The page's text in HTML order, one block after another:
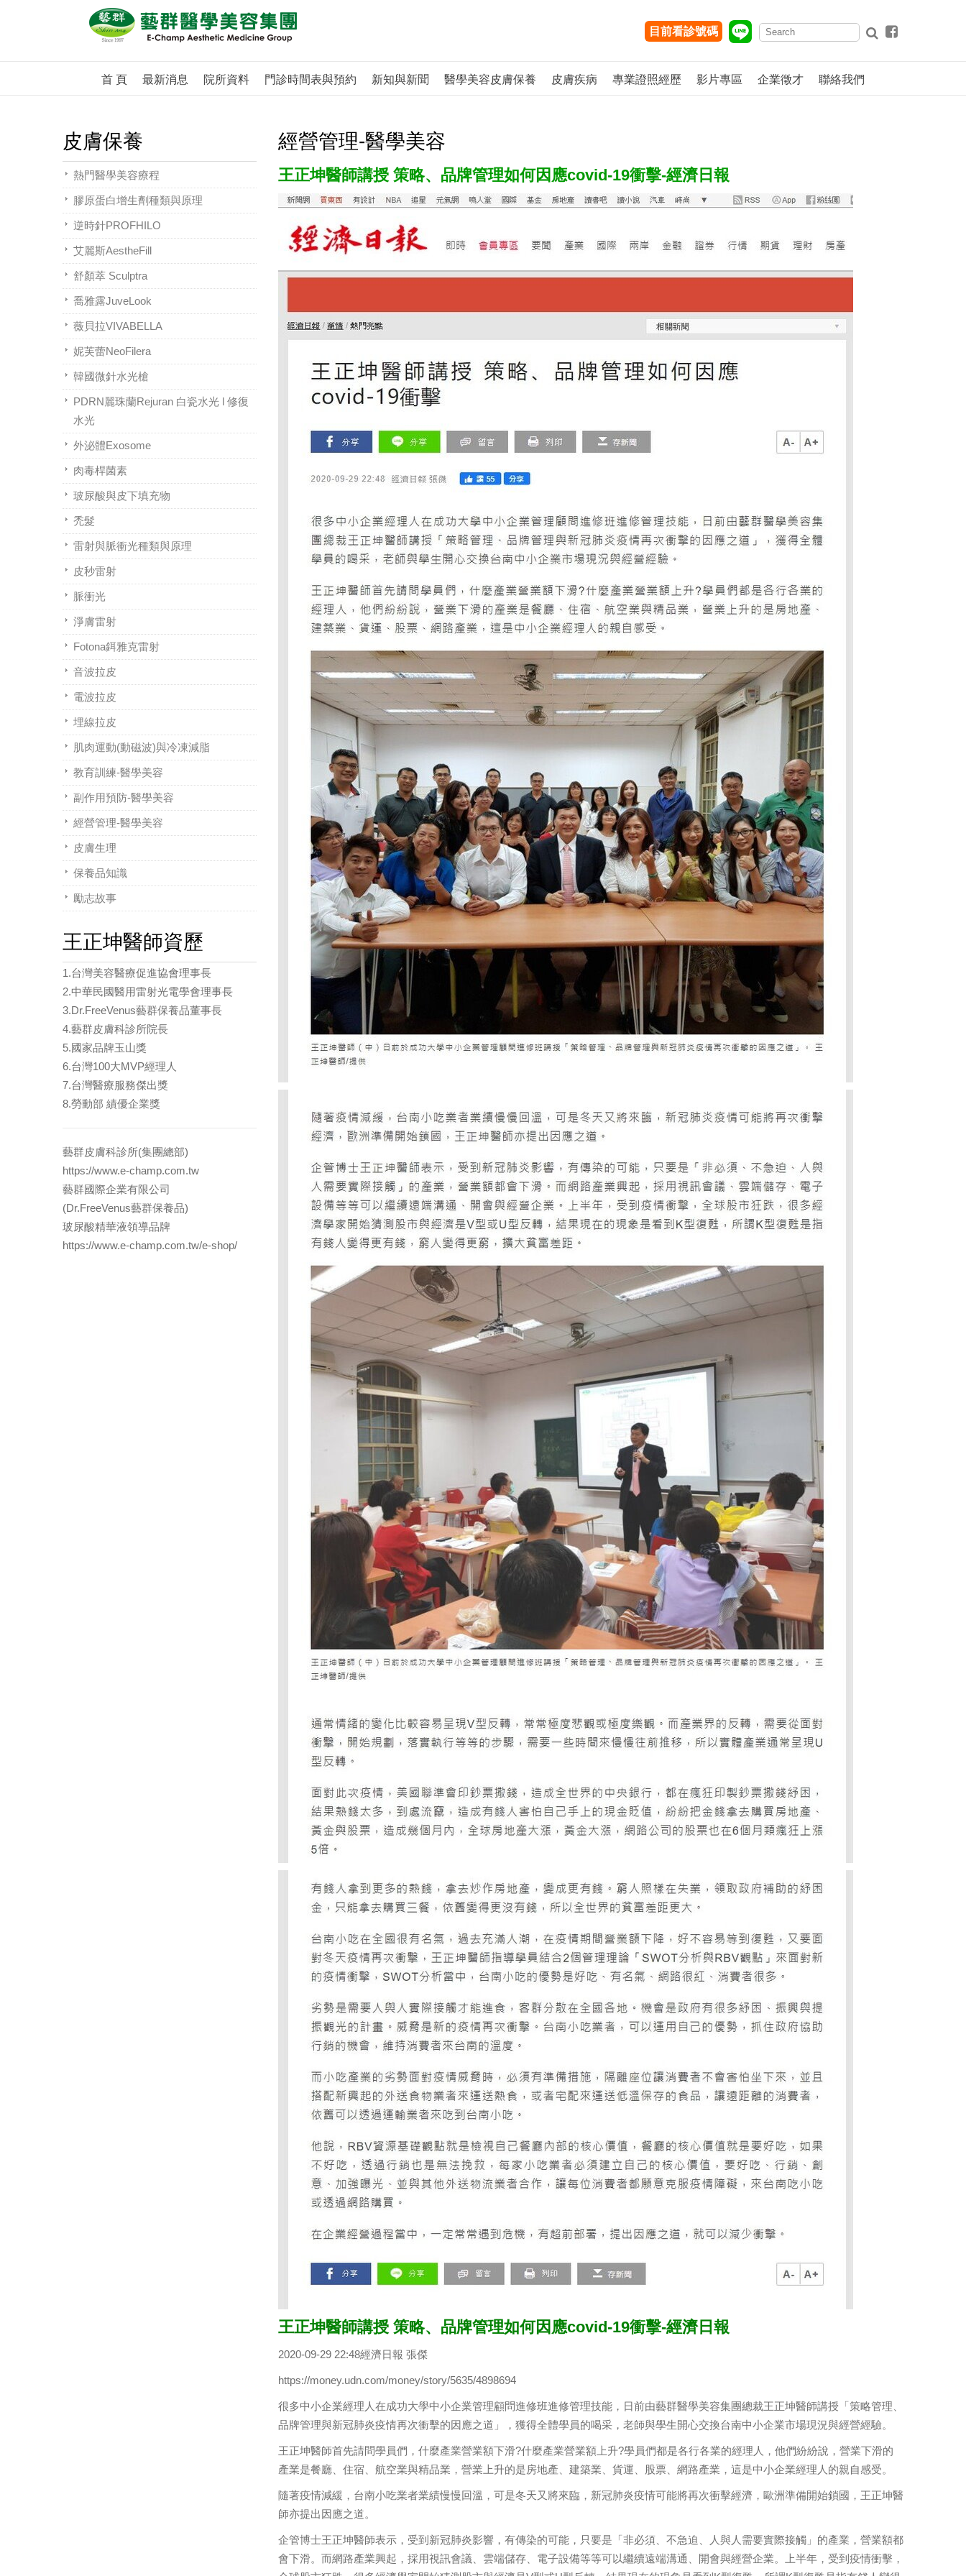
目前看診號碼
首 頁 最新消息 院所資料 門診時間表與預約 新知與新聞 醫學美容皮膚保養 皮膚疾病 專業證照經歷 影片專區 企業徵才 聯絡我們
經營管理-醫學美容
王正坤醫師講授 策略、品牌管理如何因應covid-19衝擊-經濟日報
王正坤醫師講授 策略、品牌管理如何因應covid-19衝擊-經濟日報
2020-09-29 22:48經濟日報 張傑
https://money.udn.com/money/story/5635/4898694
很多中小企業經理人在成功大學中小企業管理顧問進修班進修管理技能，日前由藝群醫學美容集團總裁王正坤醫師講授「策略管理、
品牌管理與新冠肺炎疫情再次衝擊的因應之道」，獲得全體學員的喝采，老師與學生開心交換台南中小企業市場現況與經營經驗。
王正坤醫師首先請問學員們，什麼產業營業額下滑?什麼產業營業額上升?學員們都是各行各業的經理人，他們紛紛說，營業下滑的
產業是餐廳、住宿、航空業與精品業，營業上升的是房地產、建築業、貨運、股票、網路產業，這是中小企業經理人的親自感受。
隨著疫情減緩，台南小吃業者業績慢慢回溫，可是冬天又將來臨，新冠肺炎疫情可能將再次衝擊經濟，歐洲準備開始鎖國，王正坤醫
師亦提出因應之道。
企管博士王正坤醫師表示，受到新冠肺炎影響，有傳染的可能，只要是「非必須、不急迫、人與人需要實際接觸」的產業，營業額都
會下滑。而網路產業興起，採用視訊會議、雲端儲存、電子設備等等可以繼續遠端溝通、開會與經營企業。上半年，受到疫情衝擊，
皮膚保養
熱門醫學美容療程
膠原蛋白增生劑種類與原理
逆時針PROFHILO
艾麗斯AestheFill
舒顏萃 Sculptra
喬雅露JuveLook
薇貝拉VIVABELLA
妮芙蕾NeoFilera
韓國微針水光槍
PDRN麗珠蘭Rejuran 白瓷水光 l 修復
水光
外泌體Exosome
肉毒桿菌素
玻尿酸與皮下填充物
禿髮
雷射與脈衝光種類與原理
皮秒雷射
脈衝光
淨膚雷射
Fotona鉺雅克雷射
音波拉皮
電波拉皮
埋線拉皮
肌肉運動(動磁波)與冷凍減脂
教育訓練-醫學美容
副作用預防-醫學美容
經營管理-醫學美容
皮膚生理
保養品知識
勵志故事
王正坤醫師資歷
1.台灣美容醫療促進協會理事長
2.中華民國醫用雷射光電學會理事長
3.Dr.FreeVenus藝群保養品董事長
4.藝群皮膚科診所院長
5.國家品牌玉山獎
6.台灣100大MVP經理人
7.台灣醫療服務傑出獎
8.勞動部 績優企業獎
藝群皮膚科診所(集團總部)
https://www.e-champ.com.tw
藝群國際企業有限公司
(Dr.FreeVenus藝群保養品)
玻尿酸精華液領導品牌
https://www.e-champ.com.tw/e-shop/